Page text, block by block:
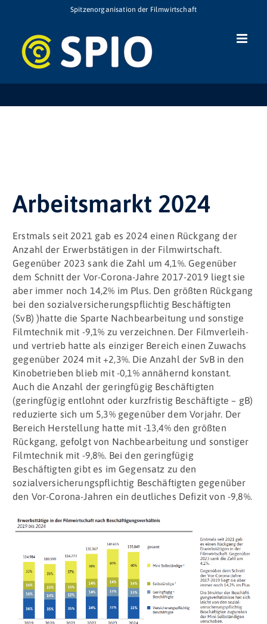
springen
Spitzenorganisation der Filmwirtschaft
Arbeitsmarkt 2024
Erstmals seit 2021 gab es 2024 einen Rückgang der
Anzahl der Erwerbstätigen in der Filmwirtschaft.
Gegenüber 2023 sank die Zahl um 4,1%. Gegenüber
dem Schnitt der Vor-Corona-Jahre 2017-2019 liegt sie
aber immer noch 14,2% im Plus. Den größten Rückgang
bei den sozialversicherungspflichtig Beschäftigten
(SvB) )hatte die Sparte Nachbearbeitung und sonstige
Filmtechnik mit -9,1% zu verzeichnen. Der Filmverleih-
und vertrieb hatte als einziger Bereich einen Zuwachs
gegenüber 2024 mit +2,3%. Die Anzahl der SvB in den
Kinobetrieben blieb mit -0,1% annähernd konstant.
Auch die Anzahl der geringfügig Beschäftigten
(geringfügig entlohnt oder kurzfristig Beschäftigte – gB)
reduzierte sich um 5,3% gegenüber dem Vorjahr. Der
Bereich Herstellung hatte mit -13,4% den größten
Rückgang, gefolgt von Nachbearbeitung und sonstiger
Filmtechnik mit -9,8%. Bei den geringfügig
Beschäftigten gibt es im Gegensatz zu den
sozialversicherungspflichtig Beschäftigten gegenüber
den Vor-Corona-Jahren ein deutliches Defizit von -9,8%.